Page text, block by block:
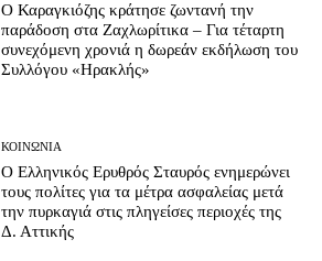
Ο Καραγκιόζης κράτησε ζωντανή την
παράδοση στα Ζαχλωρίτικα – Για τέταρτη
συνεχόμενη χρονιά η δωρεάν εκδήλωση του
Συλλόγου «Ηρακλής»
ΚΟΙΝΩΝΊΑ
Ο Ελληνικός Ερυθρός Σταυρός ενημερώνει
τους πολίτες για τα μέτρα ασφαλείας μετά
την πυρκαγιά στις πληγείσες περιοχές της
Δ. Αττικής